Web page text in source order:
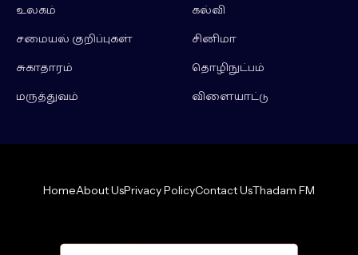
உலகம்
கல்வி
சமையல் குறிப்புகள்
சினிமா
சுகாதாரம்
தொழிநுட்பம்
மருத்துவம்
விளையாட்டு
HomeAbout UsPrivacy PolicyContact UsThadam FM